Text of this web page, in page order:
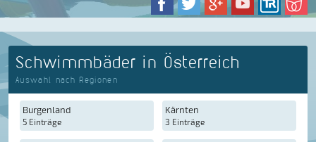
Schwimmbäder in Österreich
Auswahl nach Regionen
Burgenland
5 Einträge
Kärnten
3 Einträge